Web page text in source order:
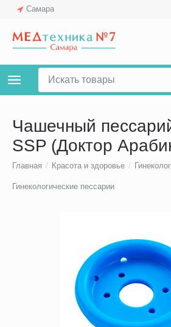
Самара
Чашечный
SSP (Доктор
Главная / Красота и здоровье /
Гинекологические пессарии